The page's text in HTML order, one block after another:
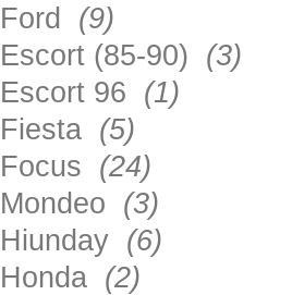
Ford (9)
Escort (85-90) (3)
Escort 96 (1)
Fiesta (5)
Focus (24)
Mondeo (3)
Hiunday (6)
Honda (2)